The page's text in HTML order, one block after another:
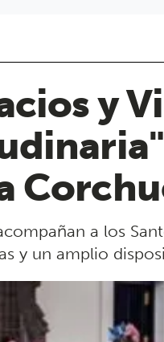
y
a los
y un amplio